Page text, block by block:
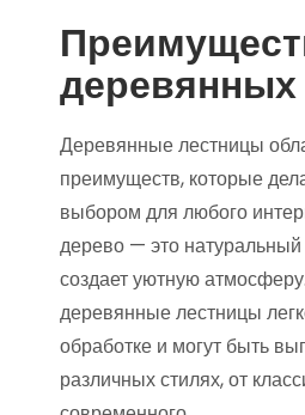
деревянных
Деревянные лестницы
преимуществ, которые
выбором для любого
дерево — это
создает уютную
деревянные лестницы
обработке и могут быть
различных стилях, от